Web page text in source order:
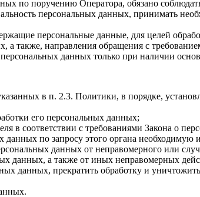
по поручению Оператора, обязано
персональных данных, принимать
персональные данные, для целей
а также, направления обращения с
данных только при наличии
в п. 2.3. Политики, в порядке,
его персональных данных;
в соответствии с требованиями Закона о
по запросу этого органа
данных от неправомерного или
данных, а также от иных неправомерных
данных, прекратить обработку и